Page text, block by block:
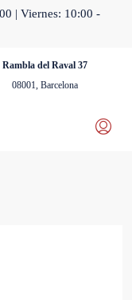
| Viernes: 10:00 -
Rambla del Raval 37
08001, Barcelona